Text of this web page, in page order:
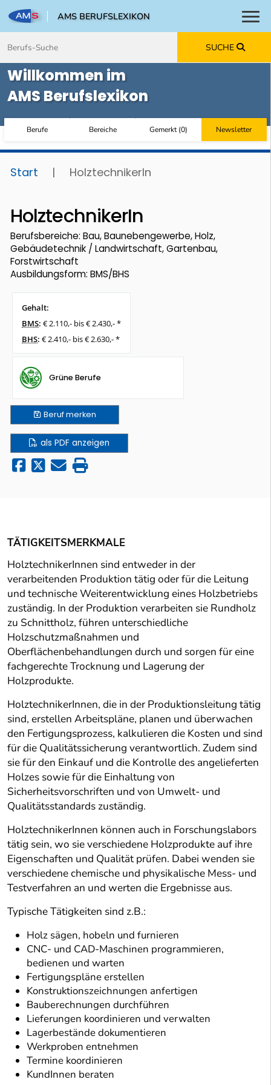
AMS BERUFSLEXIKON
SUCHE
Willkommen im
AMS Berufslexikon
Berufe Bereiche Gemerkt(0) Newsletter
Start | HolztechnikerIn
HolztechnikerIn
Berufsbereiche: Bau, Baunebengewerbe, Holz,
Gebäudetechnik / Landwirtschaft, Gartenbau,
Forstwirtschaft
Ausbildungsform: BMS/BHS
Gehalt:
BMS: € 2.110,- bis € 2.430,- *
BHS: € 2.410,- bis € 2.630,- *
Grüne Berufe
Berufmerken
als PDF anzeigen
TÄTIGKEITSMERKMALE
HolztechnikerInnen sind entweder in der
verarbeitenden Produktion tätig oder für die Leitung
und technische Weiterentwicklung eines Holzbetriebs
zuständig. In der Produktion verarbeiten sie Rundholz
zu Schnittholz, führen unterschiedliche
Holzschutzmaßnahmen und
Oberflächenbehandlungen durch und sorgen für eine
fachgerechte Trocknung und Lagerung der
Holzprodukte.
HolztechnikerInnen, die in der Produktionsleitung tätig
sind, erstellen Arbeitspläne, planen und überwachen
den Fertigungsprozess, kalkulieren die Kosten und sind
für die Qualitätssicherung verantwortlich. Zudem sind
sie für den Einkauf und die Kontrolle des angelieferten
Holzes sowie für die Einhaltung von
Sicherheitsvorschriften und von Umwelt- und
Qualitätsstandards zuständig.
HolztechnikerInnen können auch in Forschungslabors
tätig sein, wo sie verschiedene Holzprodukte auf ihre
Eigenschaften und Qualität prüfen. Dabei wenden sie
verschiedene chemische und physikalische Mess- und
Testverfahren an und werten die Ergebnisse aus.
Typische Tätigkeiten sind z.B.:
Holz sägen, hobeln und furnieren
CNC- und CAD-Maschinen programmieren,
bedienen und warten
Fertigungspläne erstellen
Konstruktionszeichnungen anfertigen
Bauberechnungen durchführen
Lieferungen koordinieren und verwalten
Lagerbestände dokumentieren
Werkproben entnehmen
Termine koordinieren
KundInnen beraten